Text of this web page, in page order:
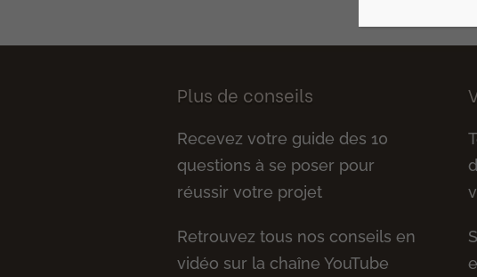
Plus de conseils
Recevez votre guide des 10
questions à se poser pour
réussir votre projet
Retrouvez tous nos conseils en
vidéo sur la chaîne YouTube